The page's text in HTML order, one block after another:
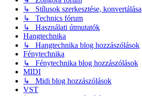
↳ Stílusok szerkesztése, konvertálása
↳ Technics fórum
↳ Használati útmutatók
Hangtechnika
↳ Hangtechnika blog hozzászólások
Fénytechnika
↳ Fénytechnika blog hozzászólások
MIDI
↳ Midi blog hozzászólások
VST